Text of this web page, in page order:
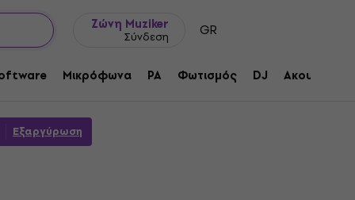
Ζώνη Muziker
Σύνδεση GR
Μικρόφωνα PA Φωτισμός DJ Ακουστικά
Kit Iridescent Θήκη
Εξαργύρωση